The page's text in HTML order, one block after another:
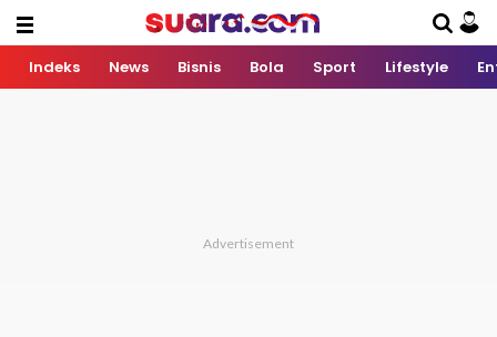
Indeks News Bisnis Bola Sport Lifestyle